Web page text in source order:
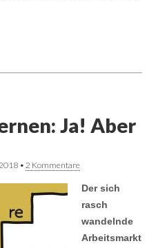
Ja! Aber
• 2 Kommentare
Der sich
rasch
wandelnde
Arbeitsmarkt